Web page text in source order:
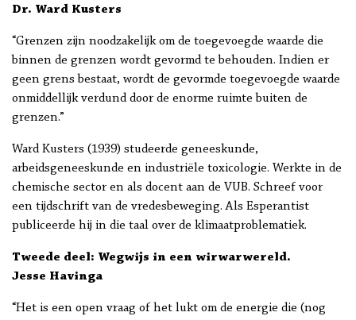
Dr. Ward Kusters
“Grenzen zijn noodzakelijk om de toegevoegde waarde die
binnen de grenzen wordt gevormd te behouden. Indien er
geen grens bestaat, wordt de gevormde toegevoegde waarde
onmiddellijk verdund door de enorme ruimte buiten de
grenzen.”
Ward Kusters (1939) studeerde geneeskunde,
arbeidsgeneeskunde en industriële toxicologie. Werkte in de
chemische sector en als docent aan de VUB. Schreef voor
een tijdschrift van de vredesbeweging. Als Esperantist
publiceerde hij in die taal over de klimaatproblematiek.
Tweede deel: Wegwijs in een wirwarwereld.
Jesse Havinga
“Het is een open vraag of het lukt om de energie die (nog